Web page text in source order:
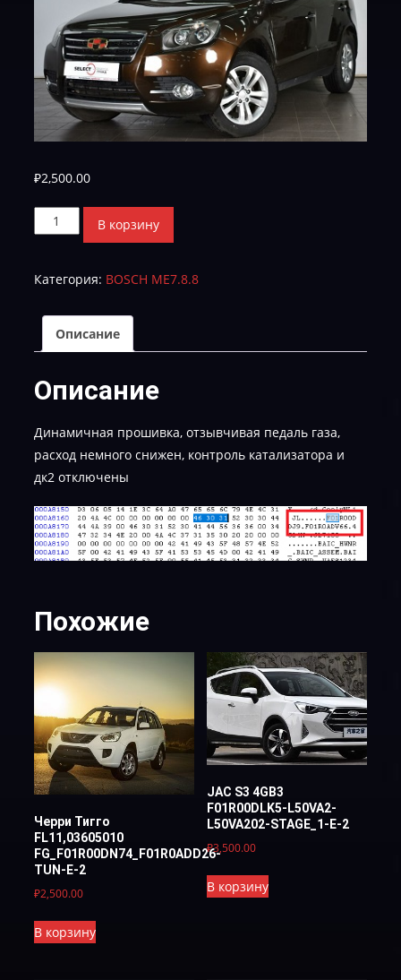
₽2,500.00
Количество
товара
Emgrand
F01R00DDJ9_F01R0ADV66_STAGE-
1-
В корзину
Категория: BOSCH ME7.8.8
Описание
Описание
Динамичная прошивка, отзывчивая педаль газа,
расход немного снижен, контроль катализатора и
дк2 отключены
Похожие
Черри Тигго
FL11,03605010
FG_F01R00DN74_F01R0ADD26-
TUN-E-2
₽2,500.00
В корзину
JAC S3 4GB3
F01R00DLK5-L50VA2-
L50VA202-STAGE_1-E-2
₽3,500.00
В корзину